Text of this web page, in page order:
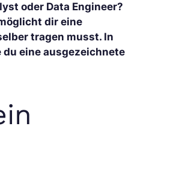
oder Data Engineer?
dir eine
tragen musst. In
eine ausgezeichnete